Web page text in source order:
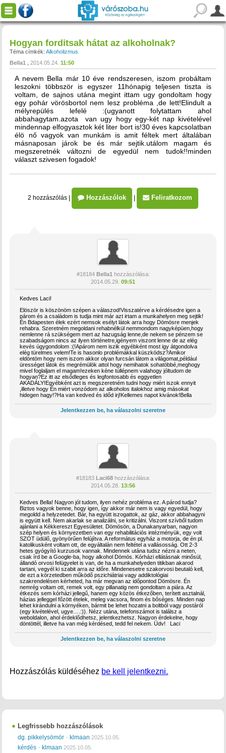
Hogyan forditsak hátat az alkoholnak?
Téma címkék: Alkoholizmus
Bella1
2014.05.24. 11:50
A nevem Bella már 10 éve rendszeresen, iszom probáltam
leszokni többször is egyszer 11hónapig teljesen tiszta is
voltam, de sajnos utána megint ittam ugy gondoltam hogy
egy pohár vörösbortol nem lesz probléma ,de lett!Elindult a
mélyrepülés lefelé :(ugyanott folytattam ahol
abbahagytam.azota van ugy hogy egy-két nap kivételével
mindennap elfogyasztok két liter bort is!30 éves kapcsolatban
élö nő vagyok van munkám is amit féltek mert általában
másnaposan járok be és már sejtik.utálom magam és
megszeretnék változni de egyedül nem tudok!!minden
választ szivesen fogadok!
2 hozzászólás Hozzászólok Feliratkozom
#18184 Bella1 hozzászólása:
2014.05.29. 09:51
Kedves Laci!
Elöször is köszönöm szépen a válaszod!Visszatérve a kérdésedre igen a
párom és a családom is tudja mint már azt irtam a munkahelyen meg sejtik!
Én Bdapesten élek ezért nemsok esélyt látok arra hogy Dömösre menjek
rehabra. Szeretném megoldani rehabnélkül nemmondom nagyképüen,hogy
nemlenne rá szükségem mert az hazugság lenne,de nekem se pénzem se
szabadságom nincs az ilyen történetre,igényem viszont lenne de az elég
kevés úgygondolom :(!Apárom nem iszik egyébként most igy átgondolva
elég türelmes velem!Te is hasonlo problémákkal küszködsz?Amikor
eldöntöm hogy nem iszom akkor olyan furcsán látom a világomat,például
ürességet látok és megrémülök attol hogy nemihatok sohatöbbé,meghogy
mivel foglaljam el magam!ezeken kéne túllépnem valahogy jóltudom de
hogyan?Ez itt az elsődleges és legfontosabb és eggyetlen
AKADÁLY!Egyébként azt is megszeretném tudni hogy miért iszok ennyit
,illetve hogy Én miért vonzódom az alkoholos italokhoz amig másokat
hidegen hagy!?Ha van kedved és időd irj!Kellemes napot kivánok!Bella
Jelentkezzen be, ha válaszolni szeretne
#18183 Laci68hozzászólása:
2014.05.28. 13:56
Kedves Bella! Nagyon jól tudom, ilyen nehéz probléma ez. A párod tudja?
Biztos vagyok benne, hogy igen, így akkor már nem is vagy egyedül, hogy
megoldd a helyzetedet. Bár, ha együtt iszogattok, az gáz, akkor abbahagyni
is együtt kell. Nem akarlak se analizálni, se kritizálni. Viszont szívből tudom
ajánlani a Kékkereszt Egyesületet. Dömösön, a Dunakanyarban, nagyon
szép helyen és környezetben van egy rehabilitációs intézményük, egy volt
SZOT üdülő, gyönyörűen felújítva. A református egyház a motorja, de én pl.
katolikusként voltam ott, de egyáltalán nem feltétel a vallásosság. Ott 2-3
hetes gyógyító kurzusok vannak. Mindennek utána tudsz nézni a neten,
csak írd be a Google-ba, hogy alkohol Dömös. Kórházi ellátásnak minősül,
állandó orvosi felügyelet is van, de ha a munkahelyeden titikban akarod
tartani, vegyél ki szabit arra az időre. Mindenesetre szakorvosi beutaló kell,
de ezt a körzetedben működő pszichiátriai vagy addiktológiai
szakrendelésen kérheted, ha már megvan az időpontod Dömösre. Én
nemrég voltam ott, remek volt, egy pillanatig nem gondoltam a piára. Az
étkezés sem kórházi jellegű, hanem egy közös étkezőben, terített asztalnál,
házias jelleggel főzött ételek, meleg vacsora, finom és bőséges. Minden nap
lehet kirándulni a környéken, bármit be lehet hozatni a boltból vagy postáról
(egy kivételével, ugye….:)). Nézz utána, telefonszámot is találsz a
weboldalon, ahol érdeklődhetsz, jelentkezhetsz. Nagyon érdekelne, hogy
döntöttél, illetve ha van még kérdésed, tedd fel nekem. Üdv! Laci
Jelentkezzen be, ha válaszolni szeretne
Hozzászólás küldéséhez be kell jelentkezni.
Legfrissebb hozzászólások
dg. pikkelysömör - klmaan 2025.10.05.
kérdés - klmaan 2025.10.05.